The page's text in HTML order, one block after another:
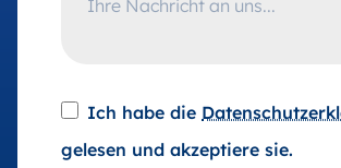
Ich habe die
gelesen und akzeptiere sie.